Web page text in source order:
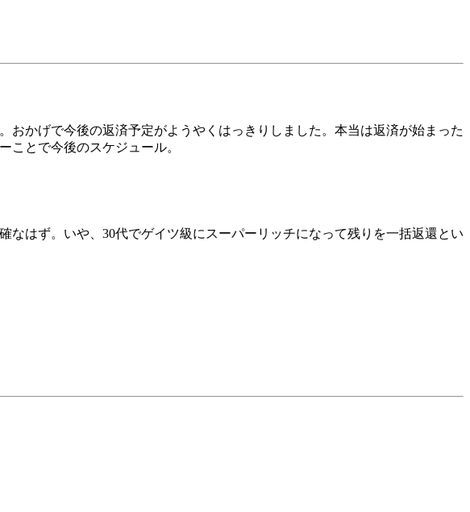
かげで今後の返済予定がようやくはっきりしました。本当は返済が始まった
ことで今後のスケジュール。
はず。いや、30代でゲイツ級にスーパーリッチになって残りを一括返還とい